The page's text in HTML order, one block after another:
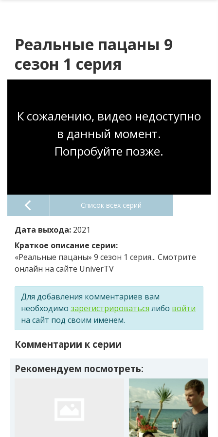
Реальные пацаны 9
сезон 1 серия
К сожалению, видео недоступно
в данный момент.
Попробуйте позже.
Список всех серий
Дата выхода: 2021
Краткое описание серии:
«Реальные пацаны» 9 сезон 1 серия... Смотрите
онлайн на сайте UniverTV
Для добавления комментариев вам
необходимо зарегистрироваться либо войти
на сайт под своим именем.
Комментарии к серии
Рекомендуем посмотреть: